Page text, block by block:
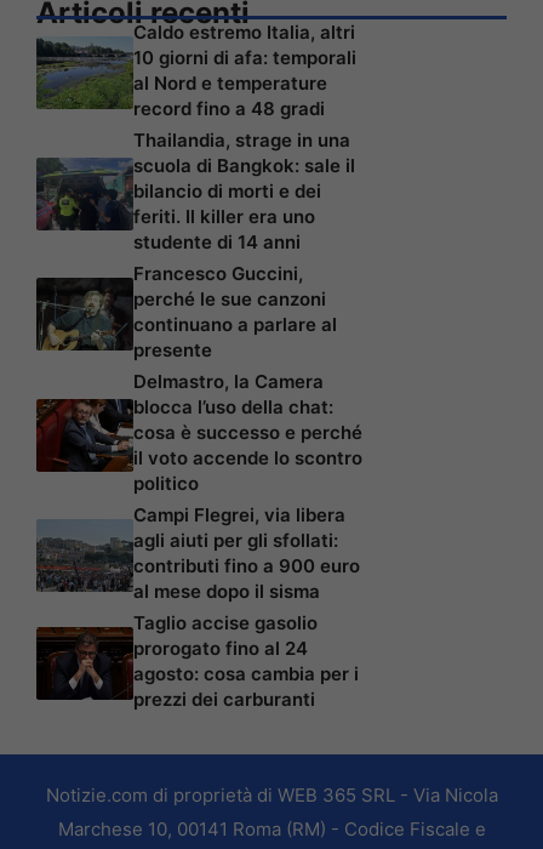
Articoli recenti
Caldo estremo Italia, altri
10 giorni di afa: temporali
al Nord e temperature
record fino a 48 gradi
Thailandia, strage in una
scuola di Bangkok: sale il
bilancio di morti e dei
feriti. Il killer era uno
studente di 14 anni
Francesco Guccini,
perché le sue canzoni
continuano a parlare al
presente
Delmastro, la Camera
blocca l’uso della chat:
cosa è successo e perché
il voto accende lo scontro
politico
Campi Flegrei, via libera
agli aiuti per gli sfollati:
contributi fino a 900 euro
al mese dopo il sisma
Taglio accise gasolio
prorogato fino al 24
agosto: cosa cambia per i
prezzi dei carburanti
Notizie.com di proprietà di WEB 365 SRL - Via Nicola
Marchese 10, 00141 Roma (RM) - Codice Fiscale e